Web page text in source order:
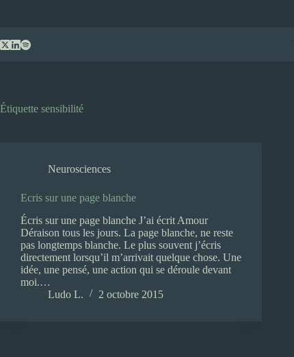
au
Étiquette sensibilité
Neurosciences
Ecris sur une page blanche
Écris sur une page blanche J’ai écrit Amour
Déraison tous les jours. La page blanche, ne reste
pas longtemps blanche. Le plus souvent j’écris
directement lorsqu’il m’arrivait quelque chose. Une
idée, une pensé, une action qui se déroule devant
moi.…
Ludo L.
2 octobre 2015